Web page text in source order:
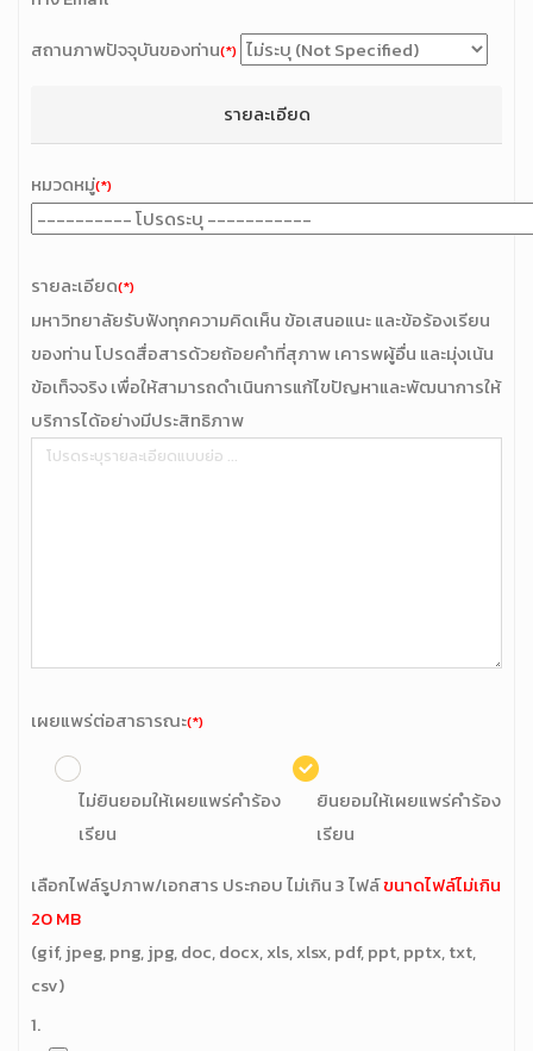
สถานภาพปัจจุบันของท่าน(*)
รายละเอียด
หมวดหมู่(*)
รายละเอียด(*)
มหาวิทยาลัยรับฟังทุกความคิดเห็น ข้อเสนอแนะ และข้อร้องเรียน
ของท่าน โปรดสื่อสารด้วยถ้อยคำที่สุภาพ เคารพผู้อื่น และมุ่งเน้น
ข้อเท็จจริง เพื่อให้สามารถดำเนินการแก้ไขปัญหาและพัฒนาการให้
บริการได้อย่างมีประสิทธิภาพ
เผยแพร่ต่อสาธารณะ(*)
ไม่ยินยอมให้เผยแพร่คำร้อง
เรียน
ยินยอมให้เผยแพร่คำร้อง
เรียน
เลือกไฟล์รูปภาพ/เอกสาร ประกอบ ไม่เกิน 3 ไฟล์ขนาดไฟล์ไม่เกิน
20 MB
(gif, jpeg, png, jpg, doc, docx, xls, xlsx, pdf, ppt, pptx, txt,
csv)
1.